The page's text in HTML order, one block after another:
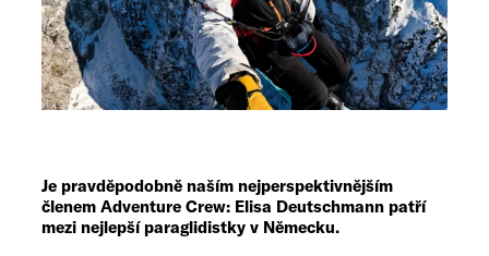
Je pravděpodobně naším nejperspektivnějším
členem Adventure Crew: Elisa Deutschmann patří
mezi nejlepší paraglidistky v Německu.